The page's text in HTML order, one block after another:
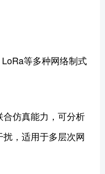
等多种网络制式
仿真能力，可分析
，适用于多层次网